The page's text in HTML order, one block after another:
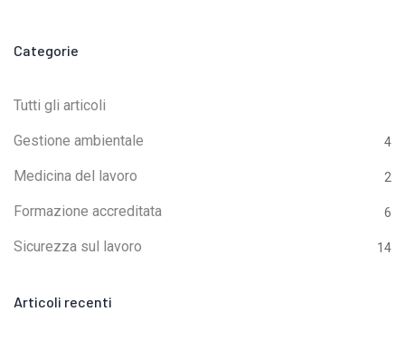
Categorie
Tutti gli articoli
Gestione ambientale 4
Medicina del lavoro 2
Formazione accreditata 6
Sicurezza sul lavoro 14
Articoli recenti